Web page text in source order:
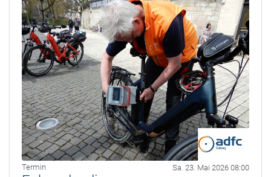
Termin Sa. 23. Mai 2026 08:00